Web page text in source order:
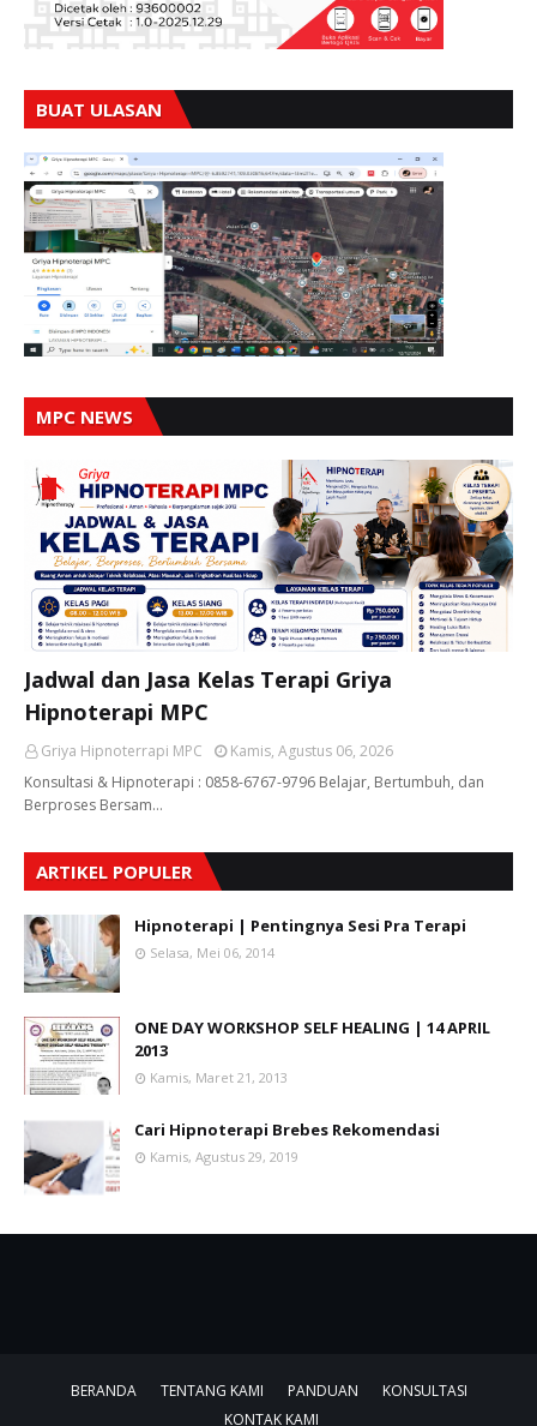
BUAT ULASAN
MPC NEWS
Jadwal dan Jasa Kelas Terapi Griya
Hipnoterapi MPC
Griya Hipnoterrapi MPC
Kamis, Agustus 06, 2026
Konsultasi & Hipnoterapi : 0858-6767-9796 Belajar, Bertumbuh, dan
Berproses Bersam…
ARTIKEL POPULER
Hipnoterapi | Pentingnya Sesi Pra Terapi
Selasa, Mei 06, 2014
ONE DAY WORKSHOP SELF HEALING | 14 APRIL
2013
Kamis, Maret 21, 2013
Cari Hipnoterapi Brebes Rekomendasi
Kamis, Agustus 29, 2019
BERANDA TENTANG KAMI PANDUAN
KONSULTASI
KONTAK KAMI